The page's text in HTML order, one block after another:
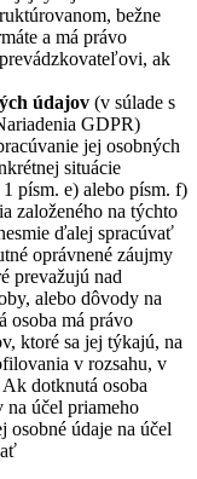
bežne
a má právo
ak
údajov (v súlade s
GDPR)
jej osobných
situácie
písm. e) alebo písm. f)
založeného na týchto
ďalej spracúvať
oprávnené záujmy
prevažujú nad
alebo dôvody na
osoba má právo
ktoré sa jej týkajú, na
v rozsahu, v
dotknutá osoba
na účel priameho
osobné údaje na účel